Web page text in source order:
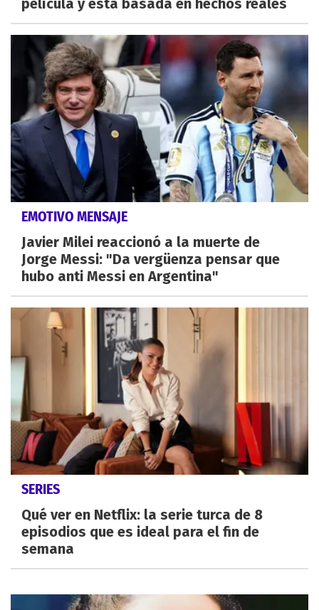
EMOTIVO MENSAJE
Javier Milei reaccionó a la muerte de
Jorge Messi: "Da vergüenza pensar que
hubo anti Messi en Argentina"
SERIES
Qué ver en Netflix: la serie turca de 8
episodios que es ideal para el fin de
semana